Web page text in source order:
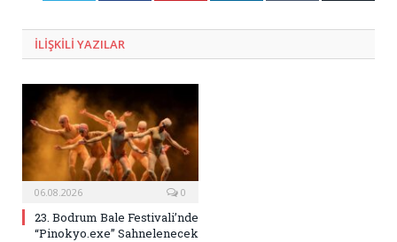
ILIŞKILI YAZILAR
06.08.2026 0
23. Bodrum Bale Festivali’nde
“Pinokyo.exe” Sahnelenecek